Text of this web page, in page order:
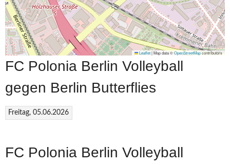
Leaflet|Map data ©OpenStreetMapcontributors
FC Polonia Berlin Volleyball
gegen Berlin Butterflies
Freitag, 05.06.2026
FC Polonia Berlin Volleyball